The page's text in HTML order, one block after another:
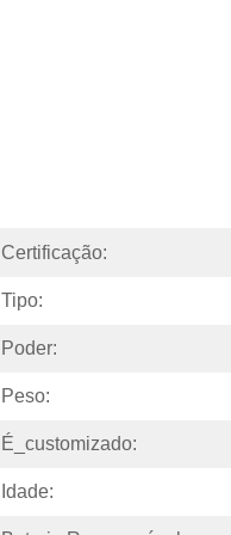
Certificação:
Tipo:
Poder:
Peso:
É_customizado:
Idade: